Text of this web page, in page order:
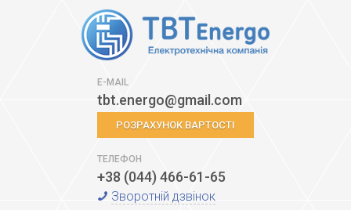
E-MAIL
tbt.energo@gmail.com
РОЗРАХУНОК ВАРТОСТІ
ТЕЛЕФОН
+38 (044) 466-61-65
Зворотній дзвінок